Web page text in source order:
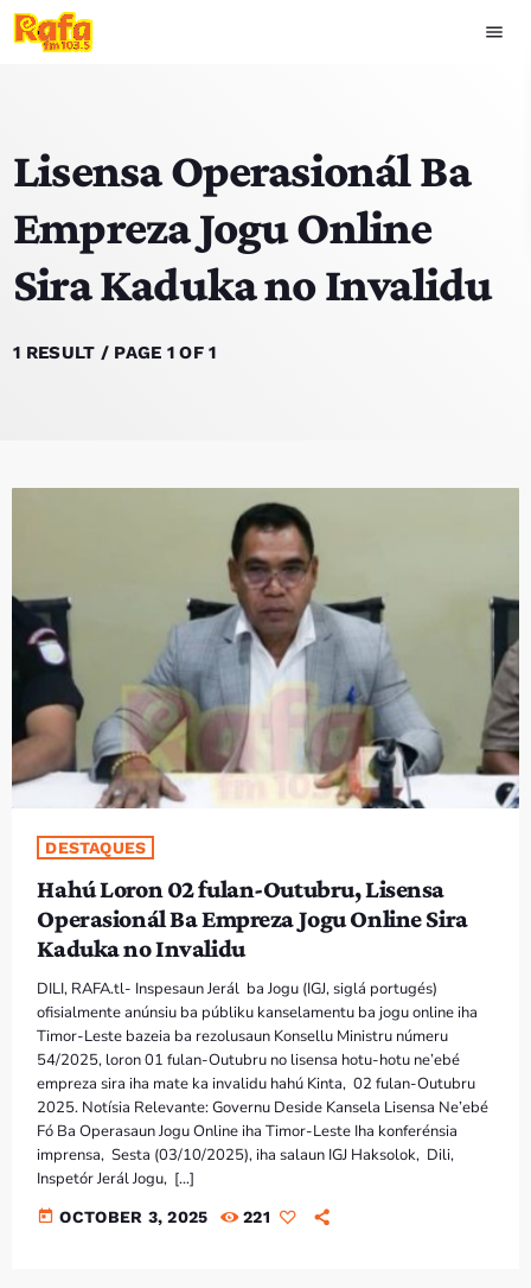
menu
play_arrow OUVIR RAFA
HOME
NOTISIA
VÍDEO SIRA
EVENTU SIRA
KONTAKTU SIRA
TÉTUM
TÉTUM
PORTUGUÊS
PRÓXIMOS PROGRAMAS
Bom dia RAFA
7:00 AM - 10:00 AM
Bom dia RAFA
7:00 AM - 9:00 AM
Bom dia RAFA
7:00 AM - 10:00 AM
Lisensa Operasionál Ba
Empreza Jogu Online
Sira Kaduka no Invalidu
1 RESULT / PAGE 1 OF 1
DESTAQUES
Hahú Loron 02 fulan-Outubru, Lisensa
Operasionál Ba Empreza Jogu Online Sira
Kaduka no Invalidu
DILI, RAFA.tl- Inspesaun Jerál ba Jogu (IGJ, siglá portugés)
ofisialmente anúnsiu ba públiku kanselamentu ba jogu online iha
Timor-Leste bazeia ba rezolusaun Konsellu Ministru númeru
54/2025, loron 01 fulan-Outubru no lisensa hotu-hotu ne’ebé
empreza sira iha mate ka invalidu hahú Kinta, 02 fulan-Outubru
2025. Notísia Relevante: Governu Deside Kansela Lisensa Ne’ebé
Fó Ba Operasaun Jogu Online iha Timor-Leste Iha konferénsia
imprensa, Sesta (03/10/2025), iha salaun IGJ Haksolok, Dili,
Inspetór Jerál Jogu, […]
today OCTOBER 3, 2025 221